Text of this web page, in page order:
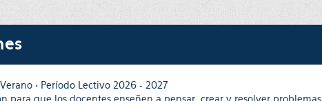
• Período Lectivo 2026 - 2027
para que los docentes enseñen a pensar, crear y resolver problemas